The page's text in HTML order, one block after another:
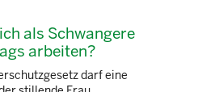
als Schwangere
arbeiten?
darf eine